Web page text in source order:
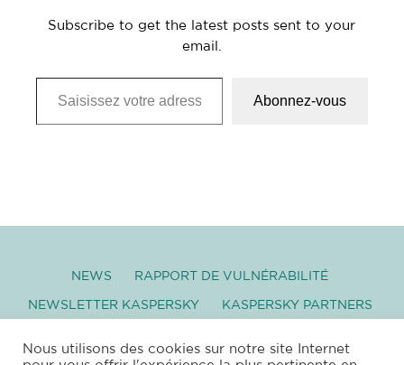
Subscribe to get the latest posts sent to your
email.
Saisissez votre adresse e-mail…
Abonnez-vous
NEWS RAPPORT DE VULNÉRABILITÉ
NEWSLETTER KASPERSKY KASPERSKY PARTNERS
Nous utilisons des cookies sur notre site Internet